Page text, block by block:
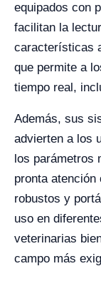
equipados con
facilitan la
características
que permite a
tiempo real,
Además, sus
advierten a los
los parámetros
pronta
robustos y
uso en
veterinarias
campo más